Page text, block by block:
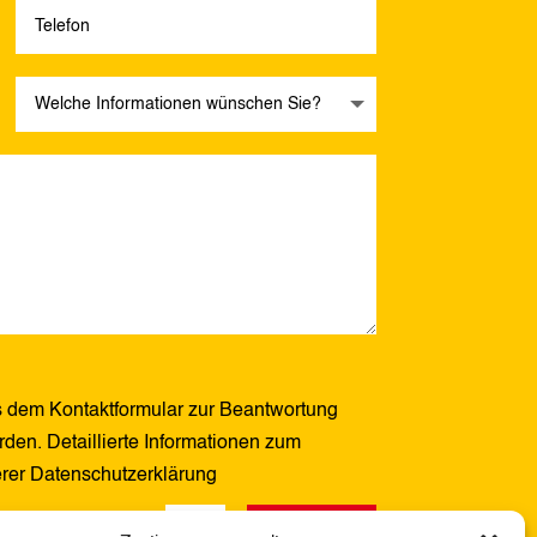
Kontaktformular zur Beantwortung
Detaillierte Informationen zum
Datenschutzerklärung
2 + 13 = Senden